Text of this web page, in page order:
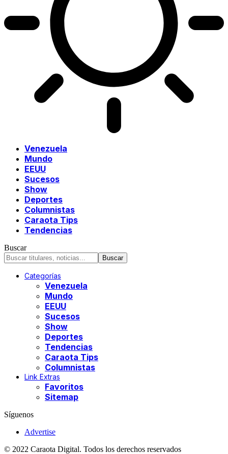
Venezuela
Mundo
EEUU
Sucesos
Show
Deportes
Columnistas
Caraota Tips
Tendencias
Buscar
Categorías
Venezuela
Mundo
EEUU
Sucesos
Show
Deportes
Tendencias
Caraota Tips
Columnistas
Link Extras
Favoritos
Sitemap
Síguenos
Advertise
© 2022 Caraota Digital. Todos los derechos reservados